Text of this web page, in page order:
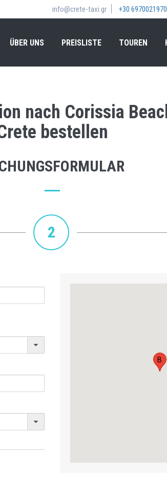
info@crete-taxi.gr +30 6970021970
ÜBER UNS PREISLISTE TOUREN
nach Corissia
bestellen
2
B